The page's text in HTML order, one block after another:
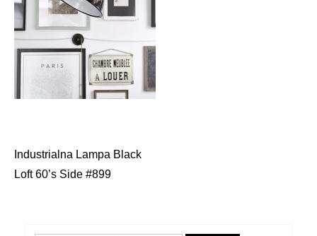
Nawigacja
Industrialna Lampa Black
Loft 60’s Side #899